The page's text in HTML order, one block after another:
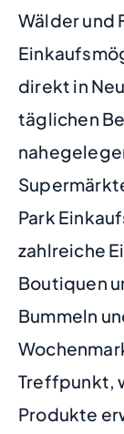
Wälder und
direkt in
täglichen
Park
zahlreiche
Boutiquen
Bummeln
Treffpunkt,
Produkte